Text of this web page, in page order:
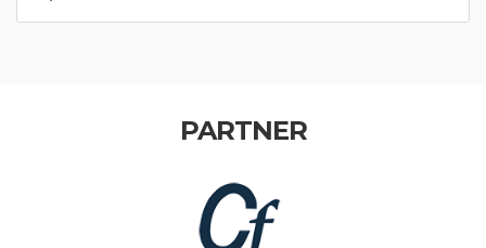
PARTNER